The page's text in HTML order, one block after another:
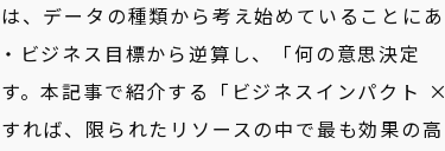
、データの種類から考え始めていることにあ
ビジネス目標から逆算し、「何の意思決定
。本記事で紹介する「ビジネスインパクト ×
れば、限られたリソースの中で最も効果の高